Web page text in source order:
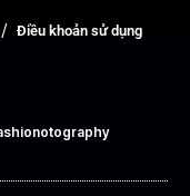
Điều khoản sử dụng